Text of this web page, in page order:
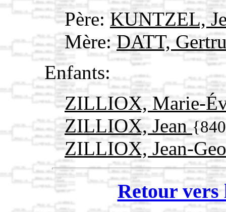
Père: KUNTZEL,
Mère:DATT,
Enfants:
ZILLIOX, Marie-
ZILLIOX, Jean
ZILLIOX, Jean-
Retour vers